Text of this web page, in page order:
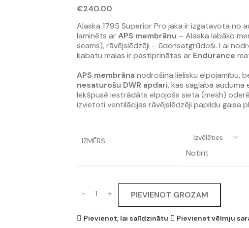
€240.00
Alaska 1795 Superior Pro jaka ir izgatavota no
laminēts arAPS membrānu – Alaska labāko
seams), rāvējslēdzēji – ūdensatgrūdoši. Lai
kabatu malas ir pastiprinātas ar Endurance
APS membrāna nodrošina lielisku elpojamību,
nesaturošu DWR apdari, kas saglabā
Iekšpusē iestrādāts elpojošs sieta (mesh)
izvietoti ventilācijas rāvējslēdzēji papildu gaisa
IZMĒRS
Notīrīt
PIEVIENOT GROZAM
Pievienot, lai salīdzinātu Pievienot vēlmju